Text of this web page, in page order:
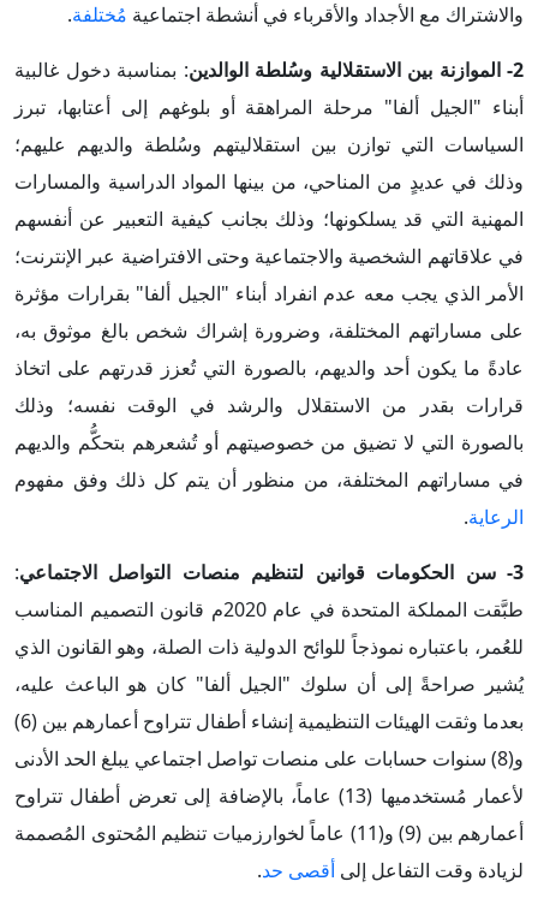
والاشتراك مع الأجداد والأقرباء في أنشطة اجتماعية مُختلفة.
2- الموازنة بين الاستقلالية وسُلطة الوالدين
: بمناسبة دخول غالبية
أبناء "الجيل ألفا" مرحلة المراهقة أو بلوغهم إلى أعتابها، تبرز
السياسات التي توازن بين استقلاليتهم وسُلطة والديهم عليهم؛
وذلك في عديدٍ من المناحي، من بينها المواد الدراسية والمسارات
المهنية التي قد يسلكونها؛ وذلك بجانب كيفية التعبير عن أنفسهم
في علاقاتهم الشخصية والاجتماعية وحتى الافتراضية عبر الإنترنت؛
الأمر الذي يجب معه عدم انفراد أبناء "الجيل ألفا" بقرارات مؤثرة
على مساراتهم المختلفة، وضرورة إشراك شخص بالغ موثوق به،
عادةً ما يكون أحد والديهم، بالصورة التي تُعزز قدرتهم على اتخاذ
قرارات بقدر من الاستقلال والرشد في الوقت نفسه؛ وذلك
بالصورة التي لا تضيق من خصوصيتهم أو تُشعرهم بتحكُّم والديهم
في مساراتهم المختلفة، من منظور أن يتم كل ذلك وفق مفهوم
الرعاية.
3- سن الحكومات قوانين لتنظيم منصات التواصل الاجتماعي
:
طبَّقت المملكة المتحدة في عام 2020م قانون التصميم المناسب
للعُمر، باعتباره نموذجاً للوائح الدولية ذات الصلة، وهو القانون الذي
يُشير صراحةً إلى أن سلوك "الجيل ألفا" كان هو الباعث عليه،
بعدما وثقت الهيئات التنظيمية إنشاء أطفال تتراوح أعمارهم بين (6)
و(8) سنوات حسابات على منصات تواصل اجتماعي يبلغ الحد الأدنى
لأعمار مُستخدميها (13) عاماً، بالإضافة إلى تعرض أطفال تتراوح
أعمارهم بين (9) و(11) عاماً لخوارزميات تنظيم المُحتوى المُصممة
لزيادة وقت التفاعل إلى أقصى حد.